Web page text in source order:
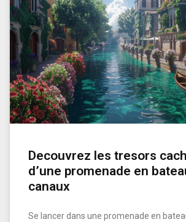
Decouvrez les tresors
d’une promenade en
canaux
Se lancer dans une promenade en